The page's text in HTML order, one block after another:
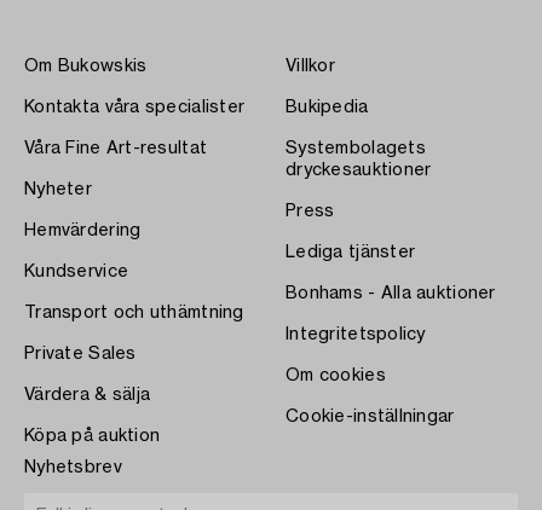
Om Bukowskis
Kontakta våra specialister
Våra Fine Art-resultat
Nyheter
Hemvärdering
Kundservice
Transport och uthämtning
Private Sales
Värdera & sälja
Köpa på auktion
Villkor
Bukipedia
Systembolagets
dryckesauktioner
Press
Lediga tjänster
Bonhams - Alla auktioner
Integritetspolicy
Om cookies
Cookie-inställningar
Nyhetsbrev